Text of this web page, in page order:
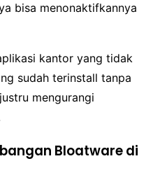
bisa menonaktifkannya
kantor yang tidak
sudah terinstall tanpa
mengurangi
Bloatware di